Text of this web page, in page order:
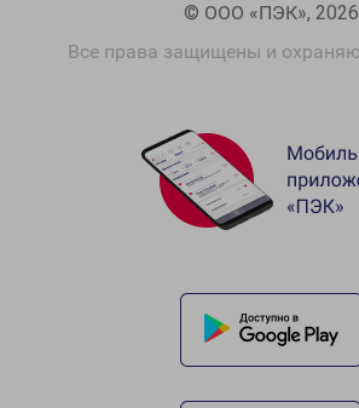
© ООО «ПЭК», 2026
Все права защищены и